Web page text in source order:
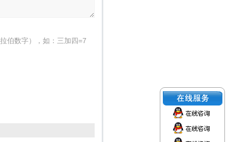
伯数字），如：三加四=7